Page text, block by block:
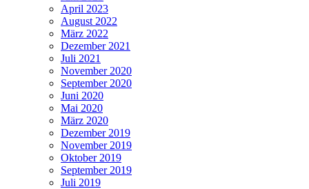
April 2023
August 2022
März 2022
Dezember 2021
Juli 2021
November 2020
September 2020
Juni 2020
Mai 2020
März 2020
Dezember 2019
November 2019
Oktober 2019
September 2019
Juli 2019